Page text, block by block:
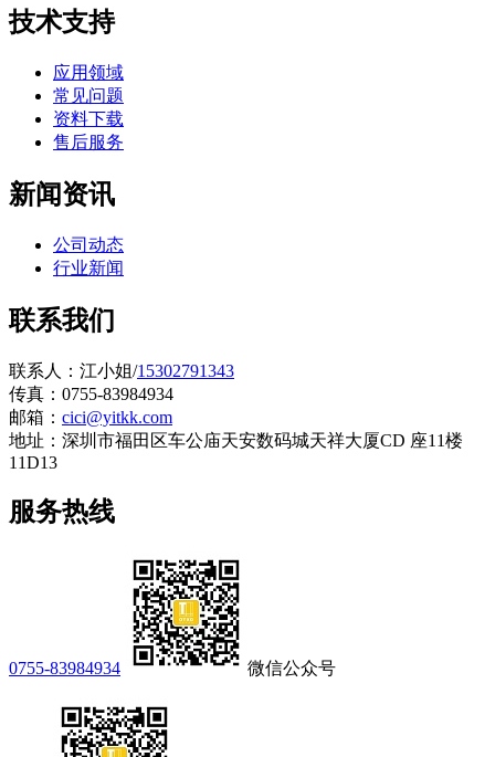
技术支持
应用领域
常见问题
资料下载
售后服务
新闻资讯
公司动态
行业新闻
联系我们
联系人：江小姐/15302791343
传真：0755-83984934
邮箱： cici@yitkk.com
地址：深圳市福田区车公庙天安数码城天祥大厦CD 座11楼
11D13
服务热线
0755-83984934 微信公众号